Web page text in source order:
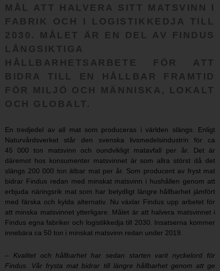
MÅL ATT HALVERA SITT MATSVINN I
FABRIK OCH I LOGISTIKKEDJA TILL
2030. MÅLET ÄR EN DEL AV FINDUS
LÅNGSIKTIGA
HÅLLBARHETSARBETE FÖR ATT
BIDRA TILL EN HÅLLBAR FRAMTID
FÖR MILJÖ OCH MÄNNISKA, LOKALT
OCH GLOBALT.
En tredjedel av all mat som produceras i världen slängs. Enligt
Naturvårdsverket står den svenska livsmedelsindustrin för ca
45 000 ton matsvinn och oundvikligt matavfall per år. Det är
däremot hos konsumenter matsvinnet är som allra störst då det
slängs 200 000 ton ätbar mat per år. Som producent av fryst mat
bidrar Findus redan med minskat matsvinn i hushållen genom att
erbjuda näringsrik mat som har betydligt längre hållbarhet jämfört
med färska och kylda alternativ. Nu växlar Findus upp arbetet för
att minska matsvinnet ytterligare. Målet är att halvera matsvinnet i
Findus egna fabriker och logistikkedja till 2030. Insatserna kommer
innebära ca 50 ton i minskat matsvinn redan under 2019.
– Kvalitet och hållbarhet har sedan starten varit nyckelord för
Findus. Vår frysta mat bidrar till längre hållbarhet genom att ge